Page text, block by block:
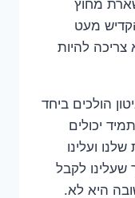
מחוץ
מעט
להיות
הולכים ביחד
יכולים
ועלינו
לקבל
היא לא.